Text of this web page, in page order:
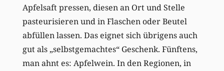
Apfelsaft pressen, diesen an Ort und Stelle
pasteurisieren und in Flaschen oder Beutel
abfüllen lassen. Das eignet sich übrigens auch
gut als „selbstgemachtes“ Geschenk. Fünftens,
man ahnt es: Apfelwein. In den Regionen, in